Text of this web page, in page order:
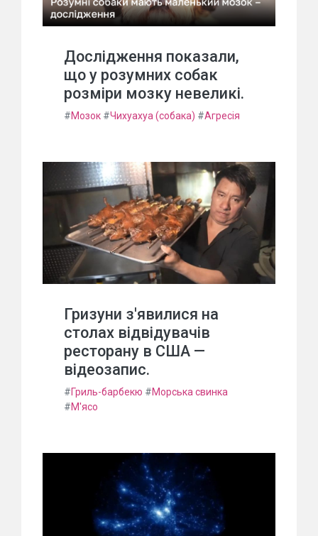
Дослідження показали,
що у розумних собак
розміри мозку невеликі.
#Мозок #Чихуахуа (собака) #Агресія
Гризуни з'явилися на
столах відвідувачів
ресторану в США —
відеозапис.
#Гриль-барбекю #Морська свинка
#М'ясо